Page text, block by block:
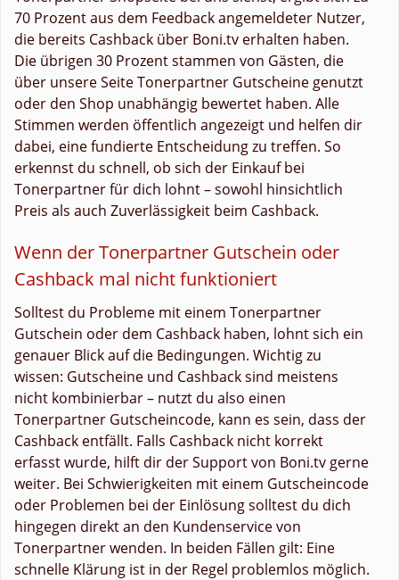
70 Prozent aus dem Feedback angemeldeter Nutzer,
die bereits Cashback über Boni.tv erhalten haben.
Die übrigen 30 Prozent stammen von Gästen, die
über unsere Seite Tonerpartner Gutscheine genutzt
oder den Shop unabhängig bewertet haben. Alle
Stimmen werden öffentlich angezeigt und helfen dir
dabei, eine fundierte Entscheidung zu treffen. So
erkennst du schnell, ob sich der Einkauf bei
Tonerpartner für dich lohnt – sowohl hinsichtlich
Preis als auch Zuverlässigkeit beim Cashback.
Wenn der Tonerpartner Gutschein oder
Cashback mal nicht funktioniert
Solltest du Probleme mit einem Tonerpartner
Gutschein oder dem Cashback haben, lohnt sich ein
genauer Blick auf die Bedingungen. Wichtig zu
wissen: Gutscheine und Cashback sind meistens
nicht kombinierbar – nutzt du also einen
Tonerpartner Gutscheincode, kann es sein, dass der
Cashback entfällt. Falls Cashback nicht korrekt
erfasst wurde, hilft dir der Support von Boni.tv gerne
weiter. Bei Schwierigkeiten mit einem Gutscheincode
oder Problemen bei der Einlösung solltest du dich
hingegen direkt an den Kundenservice von
Tonerpartner wenden. In beiden Fällen gilt: Eine
schnelle Klärung ist in der Regel problemlos möglich.